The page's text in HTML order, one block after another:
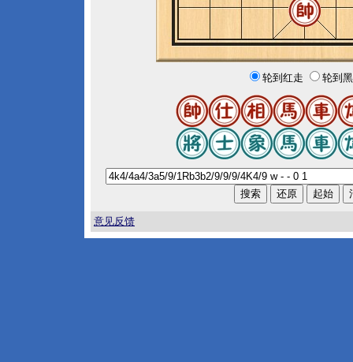
轮到红走 轮到
意见反馈